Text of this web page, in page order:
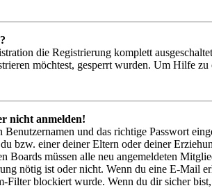
die Registrierung komplett
möchtest, gesperrt wurden. Um Hilfe
nicht anmelden!
und das richtige Passwort
bzw. einer deiner Eltern oder deiner
müssen alle neu angemeldeten
nötig ist oder nicht. Wenn du eine E-Mail
Filter blockiert wurde. Wenn du dir sicher